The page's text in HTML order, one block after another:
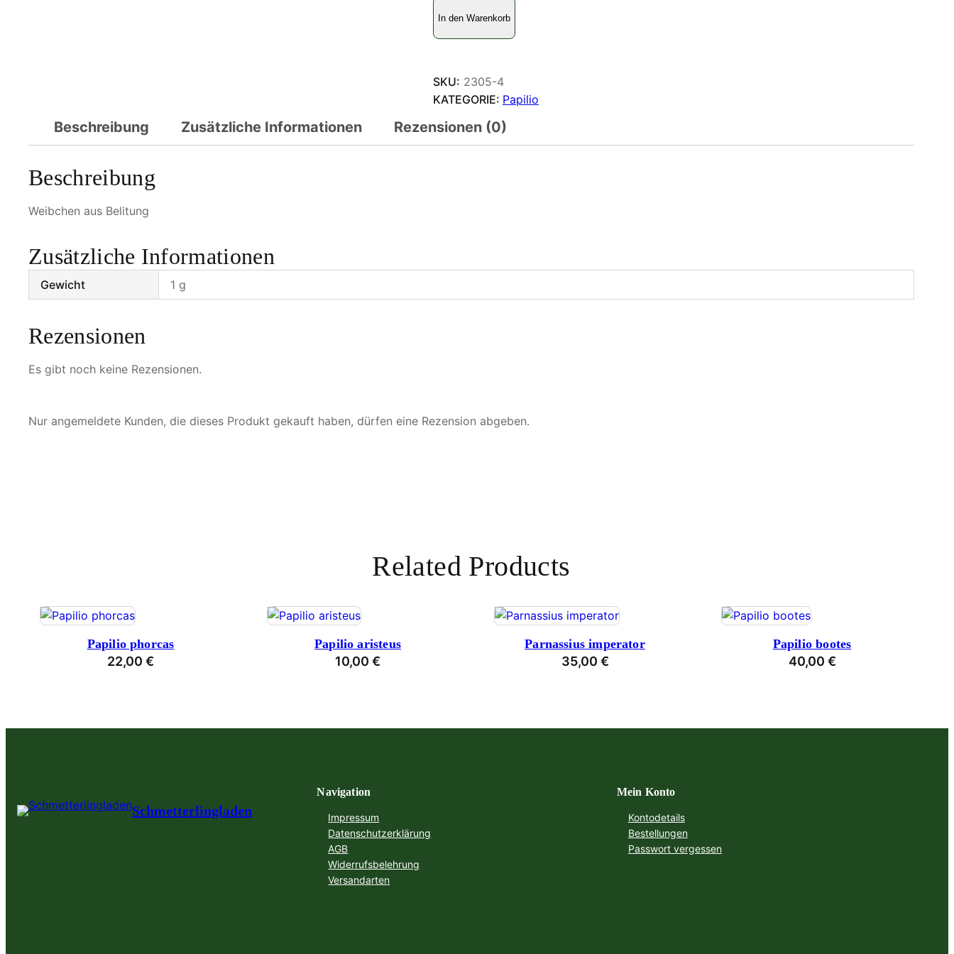
P
p
l
i
m
e
n
In den Warenkorb
SKU: 2305-4
KATEGORIE: Papilio
Beschreibung Zusätzliche Informationen Rezensionen (0)
Beschreibung
Weibchen aus Belitung
Zusätzliche Informationen
Gewicht 1 g
Rezensionen
Es gibt noch keine Rezensionen.
Nur angemeldete Kunden, die dieses Produkt gekauft haben, dürfen eine Rezension abgeben.
Related Products
Papilio phorcas
22,00 €
Papilio aristeus
10,00 €
Parnassius imperator
35,00 €
Papilio bootes
40,00 €
Schmetterlingladen
Navigation
Impressum
Datenschutzerklärung
AGB
Widerrufsbelehrung
Versandarten
Mein Konto
Kontodetails
Bestellungen
Passwort vergessen